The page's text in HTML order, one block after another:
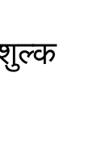
शुल्क